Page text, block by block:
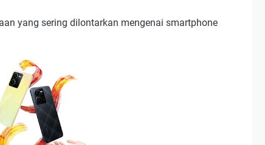
yang sering dilontarkan mengenai smartphone